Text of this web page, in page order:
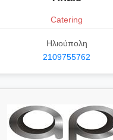
Catering
Ηλιούπολη
2109755762